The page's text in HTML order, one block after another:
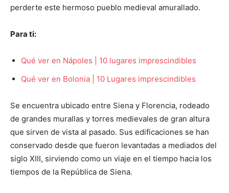
perderte este hermoso pueblo medieval amurallado.
Para ti:
Qué ver en Nápoles | 10 lugares imprescindibles
Qué ver en Bolonia | 10 Lugares imprescindibles
Se encuentra ubicado entre Siena y Florencia, rodeado
de grandes murallas y torres medievales de gran altura
que sirven de vista al pasado. Sus edificaciones se han
conservado desde que fueron levantadas a mediados del
siglo XIII, sirviendo como un viaje en el tiempo hacia los
tiempos de la República de Siena.